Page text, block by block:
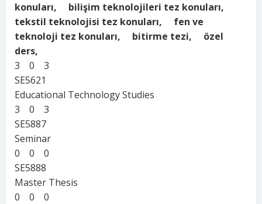
konuları, bilişim teknolojileri tez konuları,
tekstil teknolojisi tez konuları, fen ve
teknoloji tez konuları, bitirme tezi, özel
ders,
3 0 3
SE5621
Educational Technology Studies
3 0 3
SE5887
Seminar
0 0 0
SE5888
Master Thesis
0 0 0